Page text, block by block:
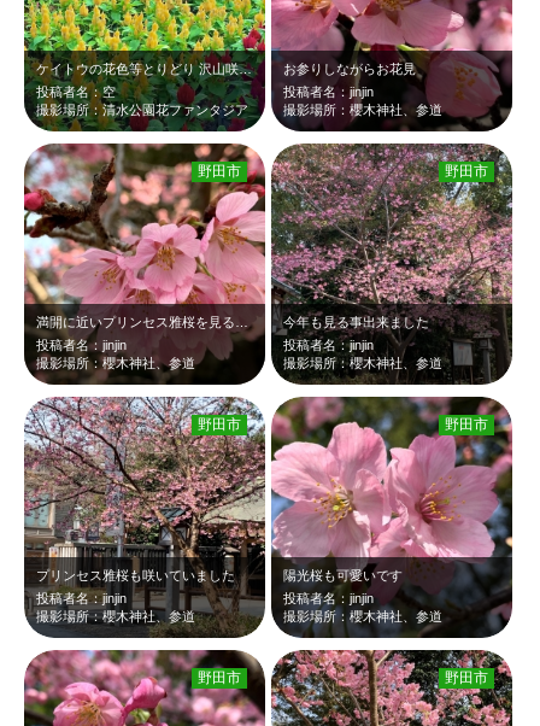
ケイトウの花色等とりどり 沢山咲いていました
投稿者名：空
撮影場所：清水公園花ファンタジア
お参りしながらお花見
投稿者名：jinjin
撮影場所：櫻木神社、参道
投稿者名：jinjin
撮影場所：櫻木神社、参道
野田市
今年も見る事出来ました
投稿者名：jinjin
撮影場所：櫻木神社、参道
野田市
プリンセス雅桜も咲いていました
投稿者名：jinjin
撮影場所：櫻木神社、参道
野田市
陽光桜も可愛いです
投稿者名：jinjin
撮影場所：櫻木神社、参道
野田市
野田市 野田市